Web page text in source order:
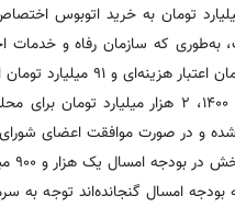
تزریق شود. از این میزان یک هزار و ۹۱۶
در بودجه پیشنهادی شهرداری تهران برای
یک هزار و ۹۰۰ میلیارد تومان بود.
امسال گنجانده‌اند توجه